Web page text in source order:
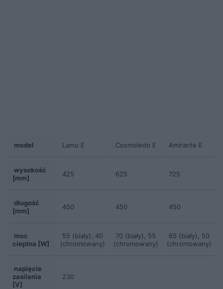
model Lamu E Cosmoledo E Amirante E
wysokość
[mm]
425 625 725
długość
[mm]
450 450 450
moc
cieplna [W]
55 (biały), 40
(chromowany)
70 (biały), 55
(chromowany)
65 (biały), 50
(chromowany)
napięcie
zasilania
[V]
230